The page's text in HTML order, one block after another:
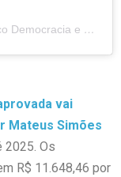
Uma publicação compartilhada por Bloco Democracia e Luta (@blocodemocraciaeluta)
vai
Mateus Simões
2025. Os
R$ 11.648,46 por